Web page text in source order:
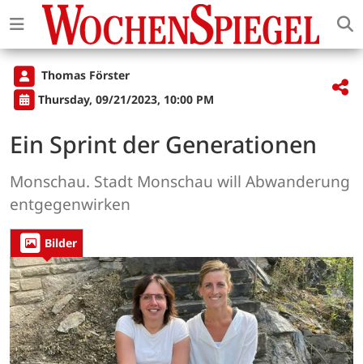
Thomas Förster
Thursday, 09/21/2023, 10:00 PM
Ein Sprint der Generationen
Monschau. Stadt Monschau will Abwanderung
entgegenwirken
Bilder